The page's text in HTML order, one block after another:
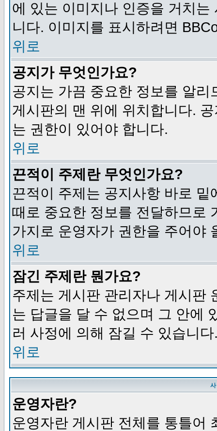
에 있는 이미지나 인증을 거치
니다. 이미지를 표시하려면
위로
공지가 무엇인가요?
공지는 가끔 중요한 정보를 알
게시판의 맨 위에 위치합니다.
는 권한이 있어야 합니다.
위로
끈적이 주제란 무엇인가요?
끈적이 주제는 공지사항 바로
때로 중요한 정보를 전달하므로
가지로 운영자가 권한을 주어야
위로
잠긴 주제란 뭔가요?
주제는 게시판 관리자나 게시판
는 답글을 달 수 없으며 그 안에
러 사정에 의해 잠길 수 있습니다
위로
운영자란?
운영자란 게시판 전체를 통틀어